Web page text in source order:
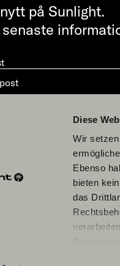
Diese
Wir
Ebenso
bieten
das
på Sunlight.
senaste